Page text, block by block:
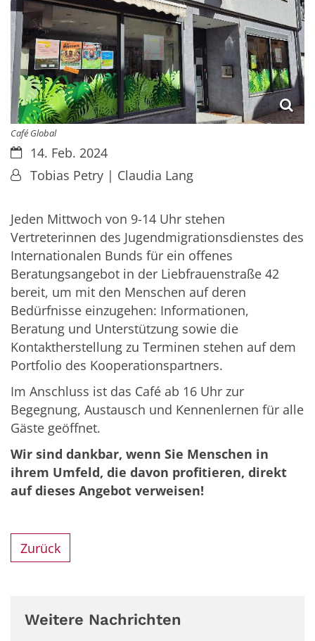
Café Global
Datum:14. Feb. 2024
Von:Tobias Petry | Claudia Lang
Jeden Mittwoch von 9-14 Uhr stehen
Vertreterinnen des Jugendmigrationsdienstes des
Internationalen Bunds für ein offenes
Beratungsangebot in der Liebfrauenstraße 42
bereit, um mit den Menschen auf deren
Bedürfnisse einzugehen: Informationen,
Beratung und Unterstützung sowie die
Kontaktherstellung zu Terminen stehen auf dem
Portfolio des Kooperationspartners.
Im Anschluss ist das Café ab 16 Uhr zur
Begegnung, Austausch und Kennenlernen für alle
Gäste geöffnet.
Wir sind dankbar, wenn Sie Menschen in
ihrem Umfeld, die davon profitieren, direkt
auf dieses Angebot verweisen!
Zurück
Weitere Nachrichten